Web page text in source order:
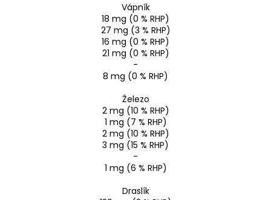
Vápník
18 mg (0 % RHP)
27 mg (3 % RHP)
16 mg (0 % RHP)
21 mg (0 % RHP)
-
8 mg (0 % RHP)
Železo
2 mg (10 % RHP)
1 mg (7 % RHP)
2 mg (10 % RHP)
3 mg (15 % RHP)
-
1 mg (6 % RHP)
Draslík